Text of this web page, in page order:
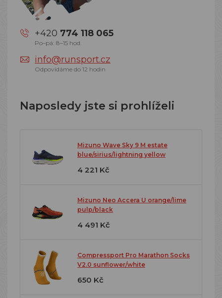
+420 774 118 065
Po–pá: 8–15 hod.
info@runsport.cz
Odpovídáme do 12 hodin
Naposledy jste si prohlíželi
Mizuno Wave Sky 9 M estate
blue/sirius/lightning yellow
4 221 Kč
Mizuno Neo Accera U orange/lime
pulp/black
4 491 Kč
Compressport Pro Marathon Socks
V2.0 sunflower/white
650 Kč